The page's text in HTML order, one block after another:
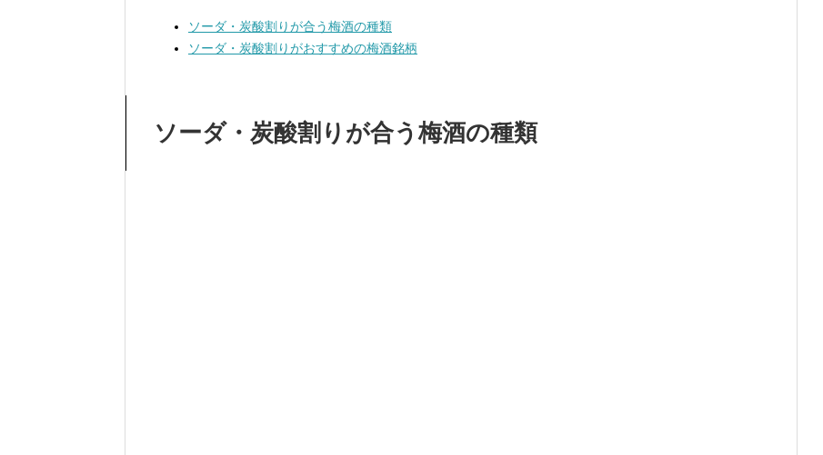
ソーダ・炭酸割りが合う梅酒の種類
ソーダ・炭酸割りがおすすめの梅酒銘柄
ソーダ・炭酸割りが合う梅酒の種類